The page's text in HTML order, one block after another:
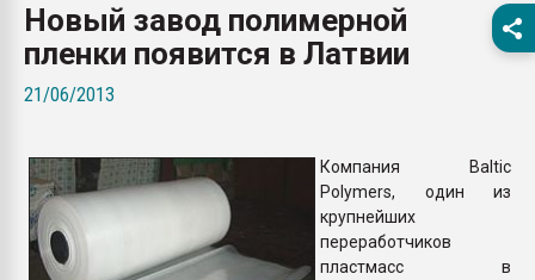
ближайшее
Подмосковье, Москва
28.07.2026
ситуацией на
ПЕРЕЙТИ НА
Новый завод полимерной
пленки появится в Латвии
21/06/2013
Компания Baltic
Polymers, один из
крупнейших
переработчиков
пластмасс в